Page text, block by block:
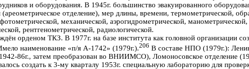
и оборудования. В 1945г. большинство эвакуированного
отделение), мер длины, времени, термометрической,
механической, аэрогидрометрической,
рентгенометрической, радиологической.
орденом ТКЗ. В 1977г. на базе института как головной организации
наименование «п/я А-1742» (1979г.).206 В составе НПО (1979г.):
86г., затем преобразован во ВНИИМСО), Ломоносовское отделение
создать к 3-му кварталу 1953г. специальную лабораторию для